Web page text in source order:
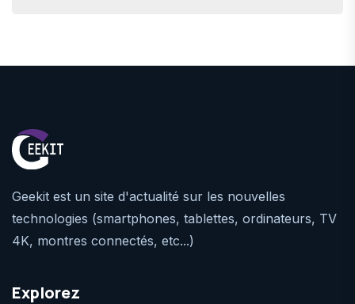
Geekit est un site d'actualité sur les nouvelles
technologies (smartphones, tablettes, ordinateurs, TV
4K, montres connectés, etc...)
Explorez